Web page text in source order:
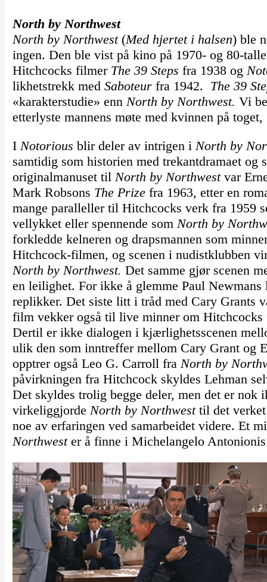
North by Northwest
North by Northwest(Med hjertet i halsen) ble
ingen. Den ble vist på kino på 1970- og 80-
Hitchcocks filmer The 39 Steps fra 1938 og
likhetstrekk med Saboteurfra 1942. The 39
«karakterstudie» enn North by Northwest. Vi
etterlyste mannens møte med kvinnen på
INotorious blir deler av intrigen i North by
samtidig som historien med trekantdramaet og
originalmanuset til North by Northwestvar
Mark Robsons The Prizefra 1963, etter en
mange paralleller til Hitchcocks verk fra 1959
vellykket eller spennende som North by
forkledde kelneren og drapsmannen som
Hitchcock-filmen, og scenen i nudistklubben
North by Northwest. Det samme gjør scenen
en leilighet. For ikke å glemme Paul
replikker. Det siste litt i tråd med Cary Grants
film vekker også til live minner om
Dertil er ikke dialogen i kjærlighetsscenen
ulik den som inntreffer mellom Cary Grant og
opptrer også Leo G. Carroll fra North by
påvirkningen fra Hitchcock skyldes Lehman
Det skyldes trolig begge deler, men det er nok
virkeliggjorde North by Northwesttil det verket
noe av erfaringen ved samarbeidet videre. Et
Northwest er å finne i Michelangelo